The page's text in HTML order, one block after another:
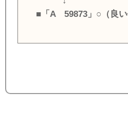
■「A 59873」○（良い